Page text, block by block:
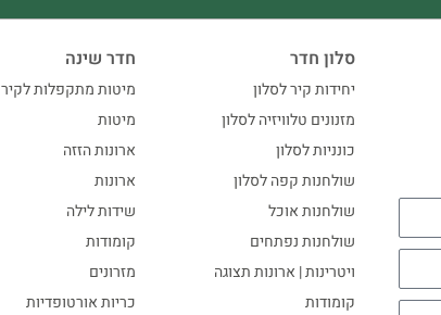
סלון חדר
יחידות קיר לסלון
מזנונים טלוויזיה לסלון
כונניות לסלון
שולחנות קפה לסלון
שולחנות אוכל
שולחנות נפתחים
ויטרינות | ארונות תצוגה
קומודות
חדר שינה
מיטות מתקפלות לקיר
מיטות
ארונות הזזה
ארונות
שידות לילה
קומודות
מזרונים
כריות אורטופדיות